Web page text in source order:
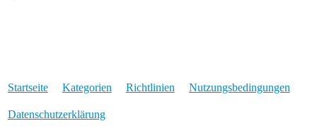
Startseite Kategorien Richtlinien Nutzungsbedingungen
Datenschutzerklärung